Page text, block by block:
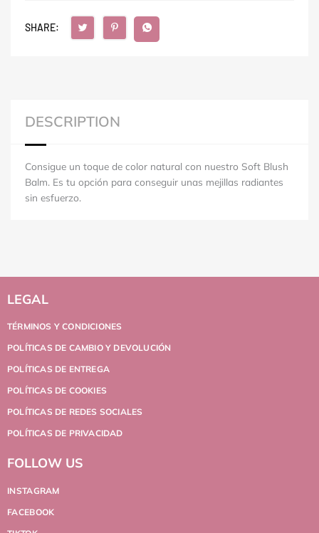
SHARE:
DESCRIPTION
Consigue un toque de color natural con nuestro Soft Blush
Balm. Es tu opción para conseguir unas mejillas radiantes
sin esfuerzo.
LEGAL
TÉRMINOS Y CONDICIONES
POLÍTICAS DE CAMBIO Y DEVOLUCIÓN
POLÍTICAS DE ENTREGA
POLÍTICAS DE COOKIES
POLÍTICAS DE REDES SOCIALES
POLÍTICAS DE PRIVACIDAD
FOLLOW US
INSTAGRAM
FACEBOOK